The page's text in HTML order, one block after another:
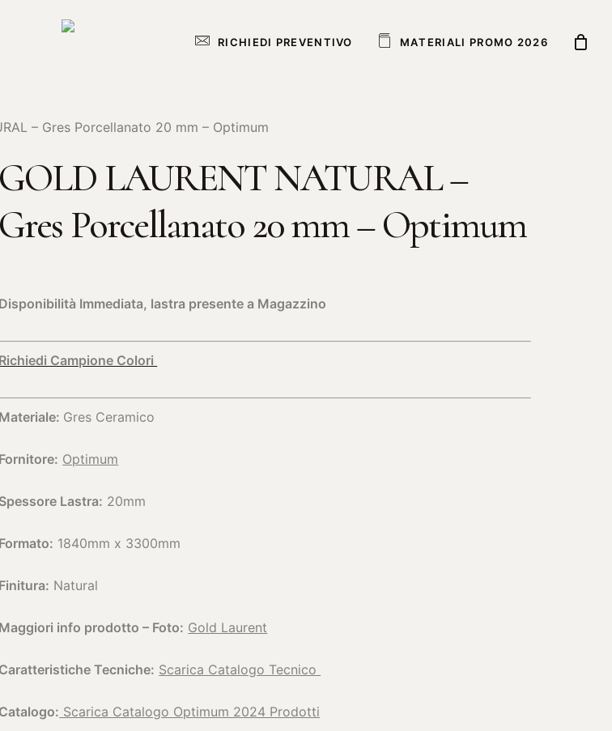
RICHIEDI PREVENTIVO MAT ERIALI PROMO 2026
– Gres Porcellanato 20 mm – Optimum
GOLD LAURENT NATURAL –
Gres Porcellanato 20 mm – Optimum
Disponibilità Immediata, lastra presente a Magazzino
Richiedi Campione Colori
Materiale: Gres Ceramico
Fornitore: Optimum
Spessore Lastra: 20mm
Formato: 1840mm x 3300mm
Finitura: Natural
Maggiori info prodotto – Foto: Gold Laurent
Caratteristiche Tecniche: Scarica Catalogo Tecnico
Catalogo: Scarica Catalogo Optimum 2024 Prodotti